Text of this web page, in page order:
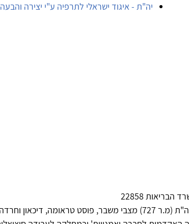
יה"ת - איגוד ישראלי לתרפיה ע"י יצירה והבעה